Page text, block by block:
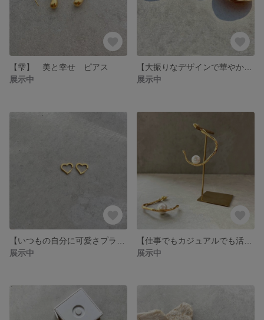
【雫】 美と幸せ ピアス
展示中
展示中
展示中
展示中